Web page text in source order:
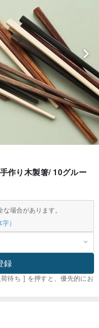
作り木製箸/ 10グルー
場合があります。
）
録
待ち ] を押すと、優先的にお